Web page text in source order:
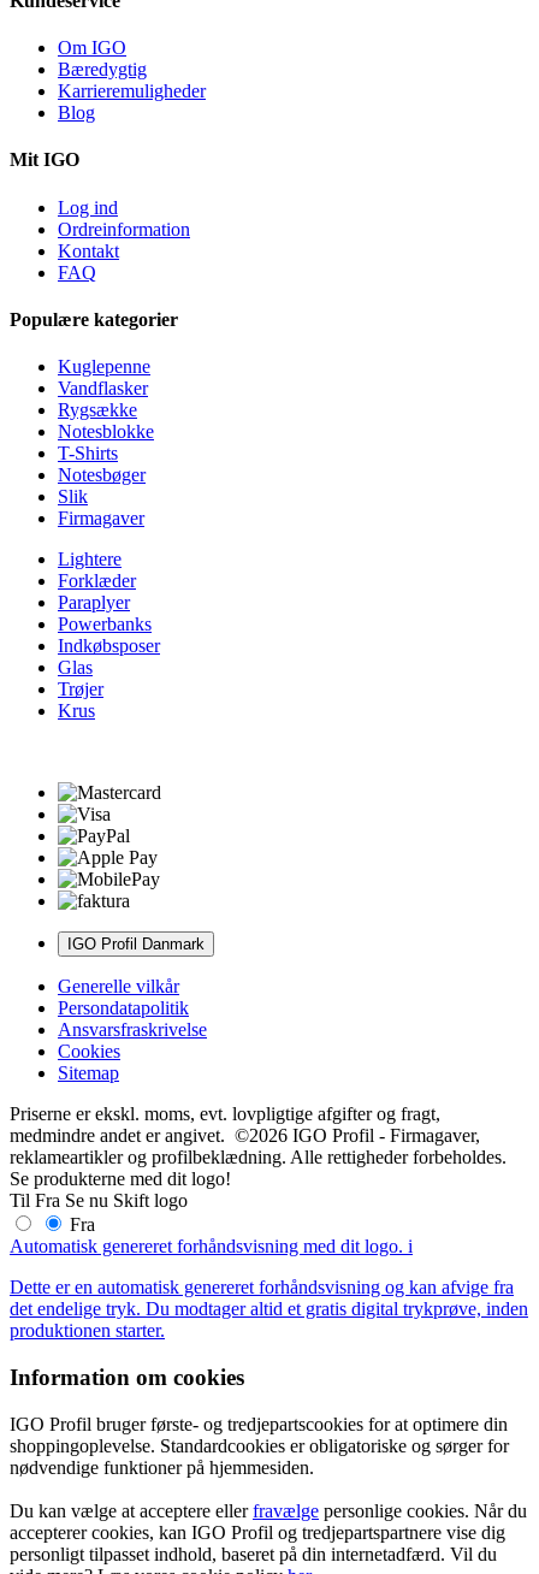
Om IGO
Bæredygtig
Karrieremuligheder
Blog
Mit IGO
Log ind
Ordreinformation
Kontakt
FAQ
Populære kategorier
Kuglepenne
Vandflasker
Rygsække
Notesblokke
T-Shirts
Notesbøger
Slik
Firmagaver
Lightere
Forklæder
Paraplyer
Powerbanks
Indkøbsposer
Glas
Trøjer
Krus
IGO Profil Danmark
Generelle vilkår
Persondatapolitik
Ansvarsfraskrivelse
Cookies
Sitemap
Priserne er ekskl. moms, evt. lovpligtige afgifter og fragt,
medmindre andet er angivet. ©2026 IGO Profil - Firmagaver,
reklameartikler og profilbeklædning. Alle rettigheder forbeholdes.
Se produkterne med dit logo!
Til Fra Se nu Skift logo
Fra
Automatisk genereret forhåndsvisning med dit logo. i
Dette er en automatisk genereret forhåndsvisning og kan afvige fra
det endelige tryk. Du modtager altid et gratis digital trykprøve, inden
produktionen starter.
Information om cookies
IGO Profil bruger første- og tredjepartscookies for at optimere din
shoppingoplevelse. Standardcookies er obligatoriske og sørger for
nødvendige funktioner på hjemmesiden.
Du kan vælge at acceptere ellerfravælge personlige cookies. Når du
accepterer cookies, kan IGO Profil og tredjepartspartnere vise dig
personligt tilpasset indhold, baseret på din internetadfærd. Vil du